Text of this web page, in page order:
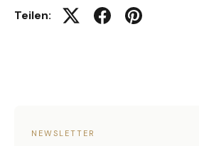
Teilen: Auf Twitter twittern
Auf Facebook teilen
Auf Pinterest
NEWSLETTER